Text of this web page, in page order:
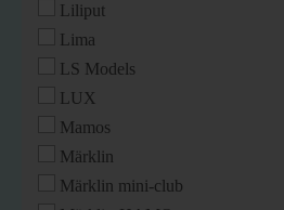
Liliput
Lima
LS Models
LUX
Mamos
Märklin
Märklin mini-club